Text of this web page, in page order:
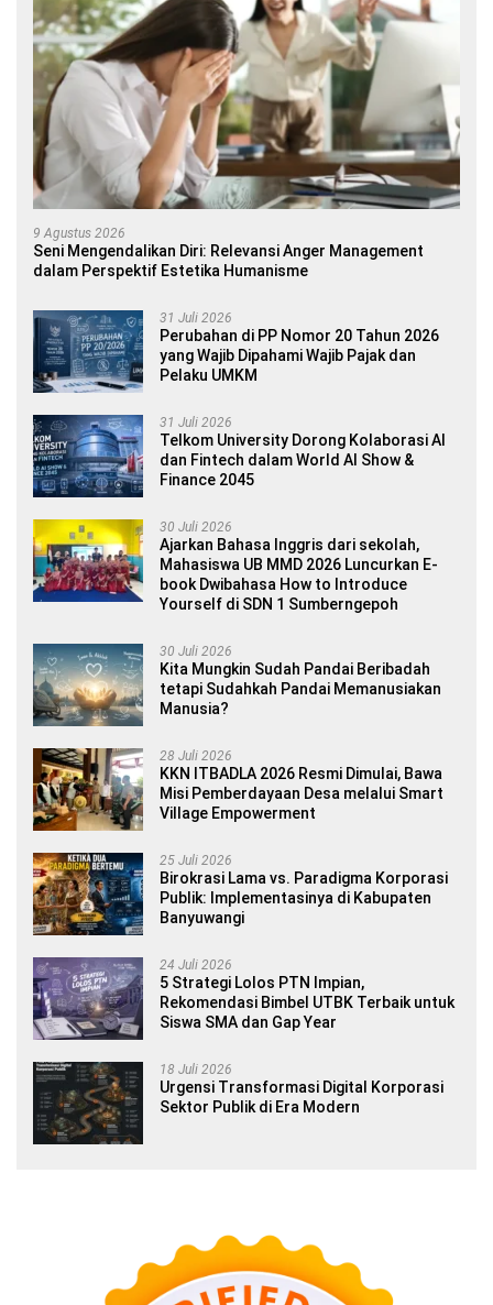
9 Agustus 2026
Seni Mengendalikan Diri: Relevansi Anger Management
dalam Perspektif Estetika Humanisme
31 Juli 2026
Perubahan di PP Nomor 20 Tahun 2026
yang Wajib Dipahami Wajib Pajak dan
Pelaku UMKM
31 Juli 2026
Telkom University Dorong Kolaborasi AI
dan Fintech dalam World AI Show &
Finance 2045
30 Juli 2026
Ajarkan Bahasa Inggris dari sekolah,
Mahasiswa UB MMD 2026 Luncurkan E-
book Dwibahasa How to Introduce
Yourself di SDN 1 Sumberngepoh
30 Juli 2026
Kita Mungkin Sudah Pandai Beribadah
tetapi Sudahkah Pandai Memanusiakan
Manusia?
28 Juli 2026
KKN ITBADLA 2026 Resmi Dimulai, Bawa
Misi Pemberdayaan Desa melalui Smart
Village Empowerment
25 Juli 2026
Birokrasi Lama vs. Paradigma Korporasi
Publik: Implementasinya di Kabupaten
Banyuwangi
24 Juli 2026
5 Strategi Lolos PTN Impian,
Rekomendasi Bimbel UTBK Terbaik untuk
Siswa SMA dan Gap Year
18 Juli 2026
Urgensi Transformasi Digital Korporasi
Sektor Publik di Era Modern